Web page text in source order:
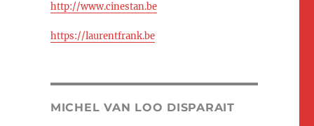
http://www.cinestan.be
https://laurentfrank.be
MICHEL VAN LOO DISPARAIT